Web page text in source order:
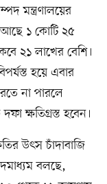
মন্ত্রণালয়ের
আছে ১ কোটি ২৫
২১ লাখের বেশি।
হয়ে এবার
না পারলে
ক্ষতিগ্রস্ত হবেন।
উৎস চাঁদাবাজি
বলছে,